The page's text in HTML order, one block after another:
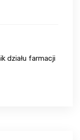
działu farmacji